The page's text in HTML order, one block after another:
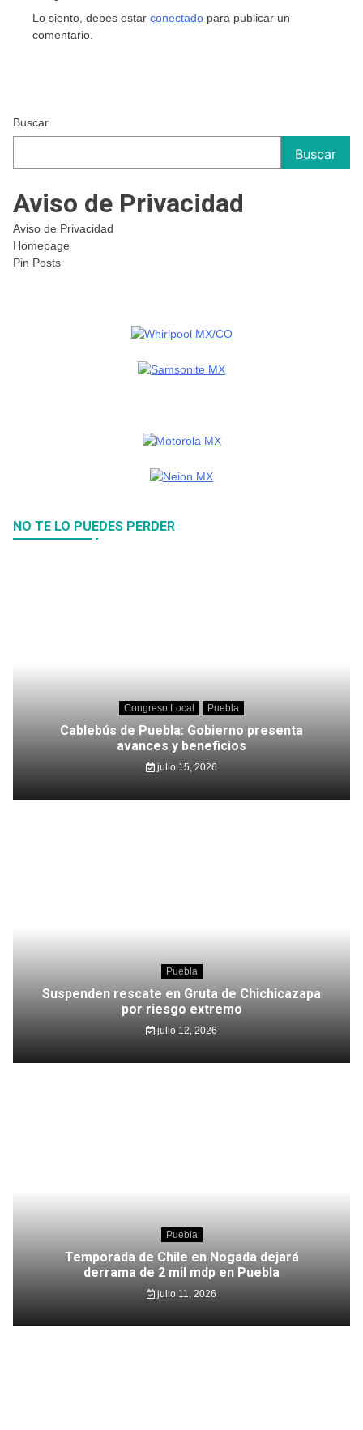
Lo siento, debes estar conectado para publicar un
comentario.
Buscar
Buscar
Aviso de Privacidad
Aviso de Privacidad
Homepage
Pin Posts
NO TE LO PUEDES PERDER
Congreso Local Puebla
Cablebús de Puebla: Gobierno presenta
avances y beneficios
julio 15, 2026
Puebla
Suspenden rescate en Gruta de Chichicazapa
por riesgo extremo
julio 12, 2026
Puebla
Temporada de Chile en Nogada dejará
derrama de 2 mil mdp en Puebla
julio 11, 2026